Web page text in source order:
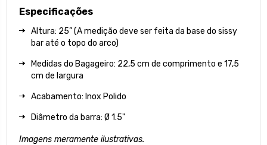
Especificações
Altura: 25” (A medição deve ser feita da base do sissy
bar até o topo do arco)
Medidas do Bagageiro: 22,5 cm de comprimento e 17,5
cm de largura
Acabamento: Inox Polido
Diâmetro da barra: Ø 1.5"
Imagens meramente ilustrativas.